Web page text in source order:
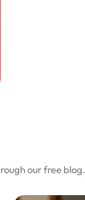
our free blog.